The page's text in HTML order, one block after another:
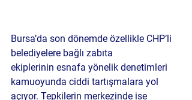
Bursa’da son dönemde özellikle CHP’li
belediyelere bağlı zabıta
ekiplerinin esnafa yönelik denetimleri
kamuoyunda ciddi tartışmalara yol
açıyor. Tepkilerin merkezinde ise